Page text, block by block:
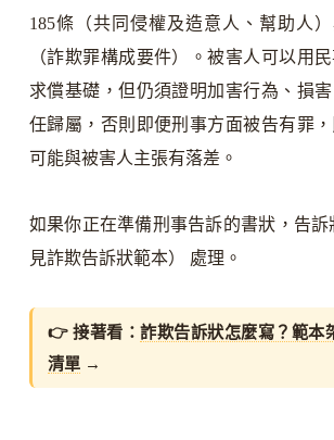
185條（共同侵權及造意人、幫助人
（詐欺罪構成要件）。被害人可以用
求償基礎，但仍須證明加害行為、損
任歸屬，否則即便刑事方面被告有罪
可能與被害人主張有落差。
如果你正在準備刑事告訴的書狀，告
見詐欺告訴狀範本） 處理。
👉 接著看：詐欺告訴狀怎麼寫？範本
清單→